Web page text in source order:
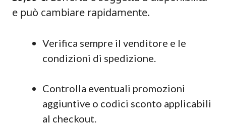
e può cambiare rapidamente.
Verifica sempre il venditore e le
condizioni di spedizione.
Controlla eventuali promozioni
aggiuntive o codici sconto applicabili
al checkout.